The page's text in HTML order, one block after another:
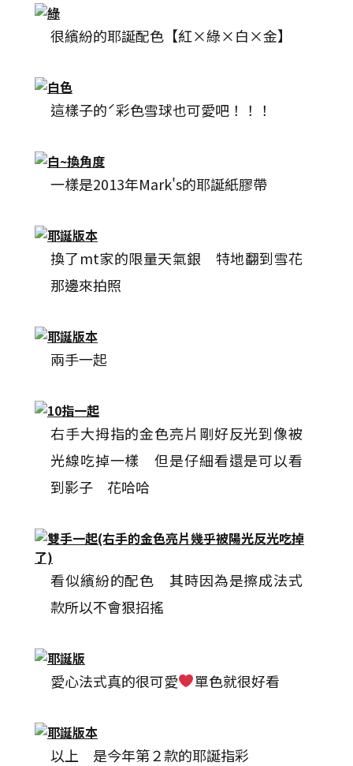
很繽紛的耶誕配色【紅×綠×白×金】
這樣子的ˊ彩色雪球也可愛吧！！！
一樣是2013年Mark's的耶誕紙膠帶
換了mt家的限量天氣銀 特地翻到雪花
那邊來拍照
兩手一起
右手大拇指的金色亮片剛好反光到像被
光線吃掉一樣 但是仔細看還是可以看
到影子 花哈哈
看似繽紛的配色 其時因為是擦成法式
款所以不會狠招搖
愛心法式真的很可愛 單色就很好看
以上 是今年第２款的耶誕指彩